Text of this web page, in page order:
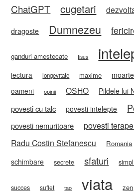
ChatGPT cugetari
dragoste Dumnezeu
ganduri amestecate Iisus
lectura longevitate maxime moarte
oameni opinii OSHO Pildele lui
povesti cu talc povesti intelepte
povesti nemuritoare povesti
Radu Costin Stefanescu Romania
schimbare secrete sfaturi
succes suflet tao viata zen